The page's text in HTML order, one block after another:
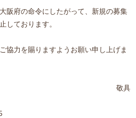
阪府の命令にしたがって、新規の募集
しております。
協力を賜りますようお願い申し上げま
敬具